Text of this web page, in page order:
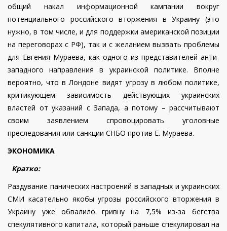
общий накал информационной кампании вокруг
потенциального российского вторжения в Украину (это
нужно, в том числе, и для поддержки американской позиции
на переговорах с РФ), так и с желанием вызвать проблемы
для Евгения Мураева, как одного из представителей анти-
западного направления в украинской политике. Вполне
вероятно, что в Лондоне видят угрозу в любом политике,
критикующем зависимость действующих украинских
властей от указаний с Запада, а потому – рассчитывают
своим заявлением спровоцировать уголовные
преследования или санкции СНБО против Е. Мураева.
ЭКОНОМИКА
Кратко:
Раздувание панических настроений в западных и украинских
СМИ касательно якобы угрозы российского вторжения в
Украину уже обвалило гривну на 7,5% из-за бегства
спекулятивного капитала, который раньше спекулировал на